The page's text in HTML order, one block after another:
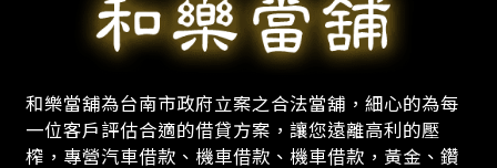
和樂當舖為台南市政府立案之合法當舖，細心的為每
一位客戶評估合適的借貸方案，讓您遠離高利的壓
榨，專營汽車借款、機車借款、機車借款，黃金、鑽